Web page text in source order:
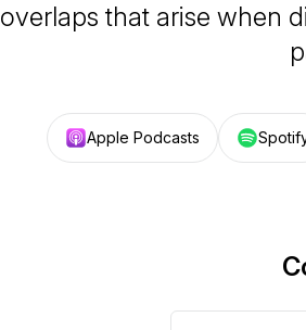
overlaps that arise when
Apple Podcasts